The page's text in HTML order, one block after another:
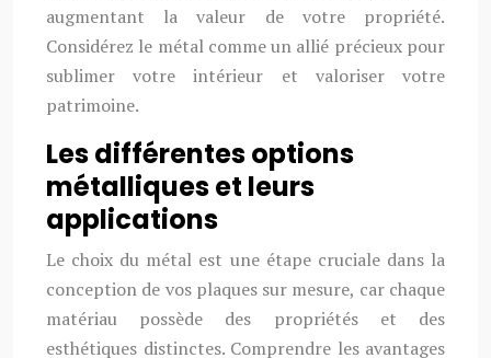
augmentant la valeur de votre propriété.
Considérez le métal comme un allié précieux pour
sublimer votre intérieur et valoriser votre
patrimoine.
Les différentes options
métalliques et leurs
applications
Le choix du métal est une étape cruciale dans la
conception de vos plaques sur mesure, car chaque
matériau possède des propriétés et des
esthétiques distinctes. Comprendre les avantages